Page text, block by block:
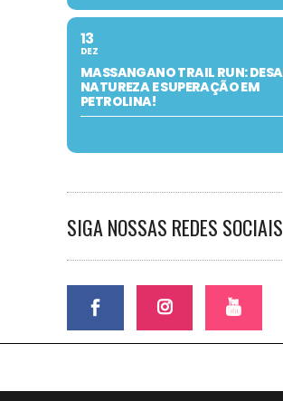
13
DEZ
MASSANGANO TRAIL RUN:
NATUREZA E SUPERAÇÃO EM
PETROLINA!
SIGA NOSSAS REDES SOCIAIS